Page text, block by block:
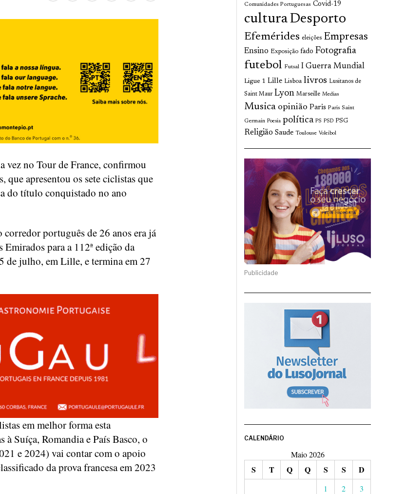
vez no Tour de France, confirmou
apresentou os sete ciclistas que
do título conquistado no ano
português de 26 anos era já
Emirados para a 112ª edição da
de julho, em Lille, e termina em 27
em melhor forma esta
à Suíça, Romandia e País Basco, o
e 2024) vai contar com o apoio
da prova francesa em 2023
Comunidades Portuguesas Covid-19
culturaDesporto
Efemérides eleições Empresas
Ensino Exposição fado Fotografia
futebol Futsal I Guerra Mundial
Ligue 1 Lille Lisboa livros Lusitanos de
Saint Maur Lyon Marseille Medias
Musica opinião Paris Paris Saint
Germain Poesia política PS PSD PSG
Religião Saude Toulouse Voleibol
Publicidade
CALENDÁRIO
Maio 2026
S T Q Q S S D
1 2
3